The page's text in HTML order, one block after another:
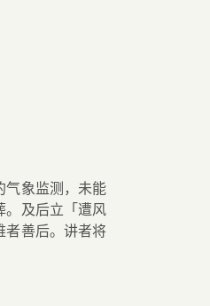
气象监测，未能
。及后立「遭风
者善后。讲者将